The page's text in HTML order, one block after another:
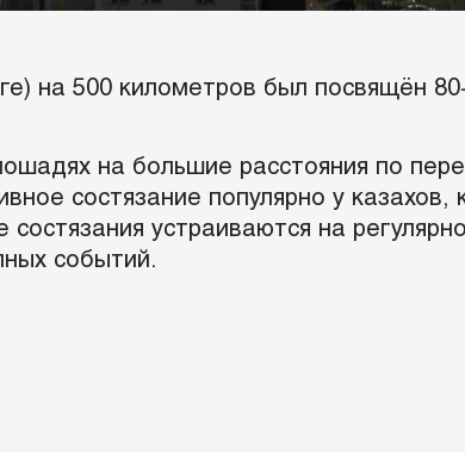
на 500 километров был посвящён
на большие расстояния по
состязание популярно у казахов,
устраиваются на
событий.